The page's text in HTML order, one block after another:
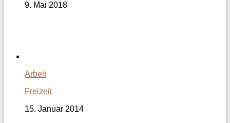
9. Mai 2018
Arbeit
Freizeit
15. Januar 2014